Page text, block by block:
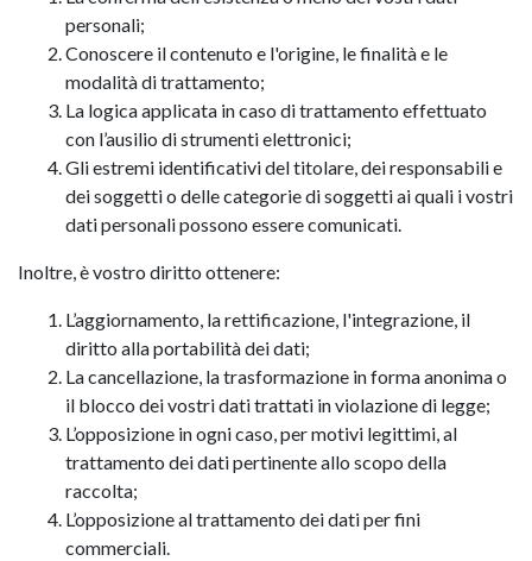
personali;
Conoscere il contenuto e l'origine, le finalità e le
modalità di trattamento;
La logica applicata in caso di trattamento effettuato
con l’ausilio di strumenti elettronici;
Gli estremi identificativi del titolare, dei responsabili e
dei soggetti o delle categorie di soggetti ai quali i vostri
dati personali possono essere comunicati.
Inoltre, è vostro diritto ottenere:
L’aggiornamento, la rettificazione, l'integrazione, il
diritto alla portabilità dei dati;
La cancellazione, la trasformazione in forma anonima o
il blocco dei vostri dati trattati in violazione di legge;
L’opposizione in ogni caso, per motivi legittimi, al
trattamento dei dati pertinente allo scopo della
raccolta;
L’opposizione al trattamento dei dati per fini
commerciali.